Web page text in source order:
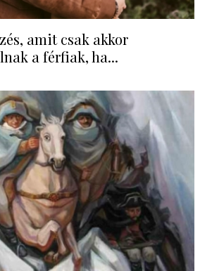
amit csak akkor
a férfiak, ha...